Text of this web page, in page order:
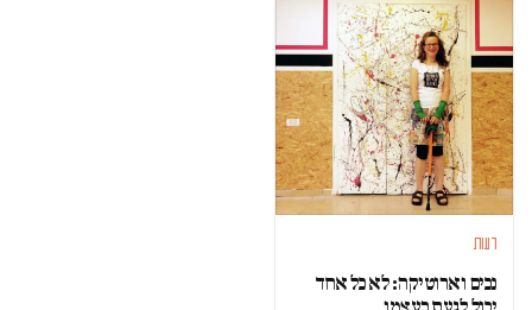
דעות
נכים וארוטיקה: לא כל אחד